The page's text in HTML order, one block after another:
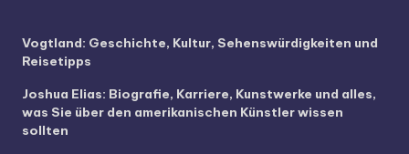
Vogtland: Geschichte, Kultur, Sehenswürdigkeiten und
Reisetipps
Joshua Elias: Biografie, Karriere, Kunstwerke und alles,
was Sie über den amerikanischen Künstler wissen
sollten